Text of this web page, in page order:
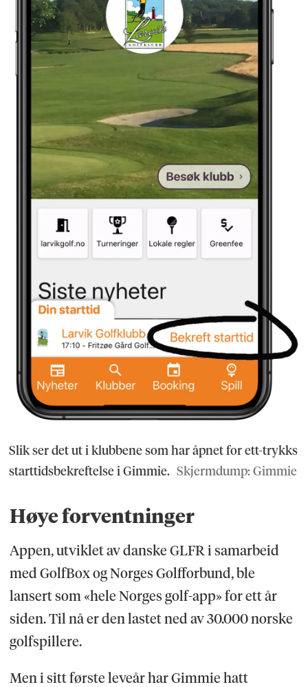
Slik ser det ut i klubbene som har åpnet for ett-trykks
starttidsbekreftelse i Gimmie. Skjermdump: Gimmie
Høye forventninger
Appen, utviklet av danske GLFR i samarbeid
med GolfBox og Norges Golfforbund, ble
lansert som «hele Norges golf-app» for ett år
siden. Til nå er den lastet ned av 30.000 norske
golfspillere.
Men i sitt første leveår har Gimmie hatt